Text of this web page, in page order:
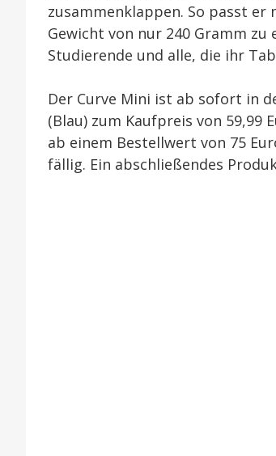
zusammenklappen. So passt
Gewicht von nur 240 Gramm
Studierende und alle, die ihr
Der Curve Mini ist ab sofort in
(Blau) zum Kaufpreis von 59,99
ab einem Bestellwert von 75
fällig. Ein abschließendes